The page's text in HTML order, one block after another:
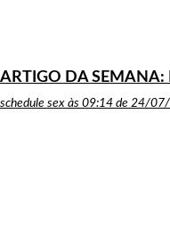
ARTIGO DA SEMANA:
schedule sex às 09:14 de 24/